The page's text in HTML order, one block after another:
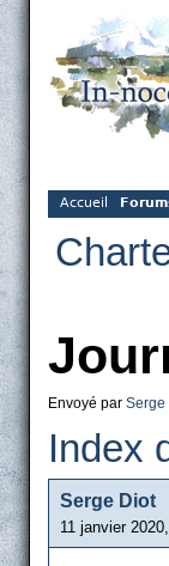
Accueil
Envoyé par Serge
Index
Serge Diot
11 janvier